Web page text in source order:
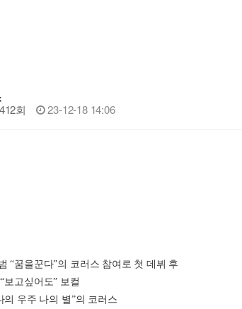
회 23-12-18 14:06
“꿈을꾼다”의 코러스 참여로 첫 데뷔 후
“보고싶어도” 보컬
의 우주 나의 별”의 코러스